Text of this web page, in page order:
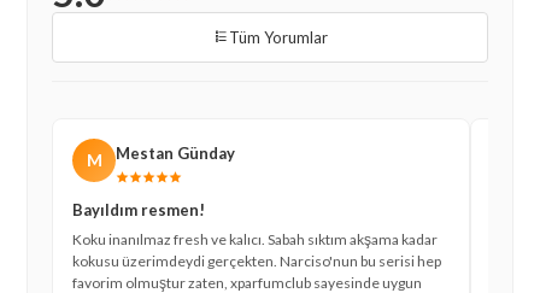
Tüm Yorumlar
M Mestan Günday
Bayıldım resmen!
Koku inanılmaz fresh ve kalıcı. Sabah sıktım akşama kadar
kokusu üzerimdeydi gerçekten. Narciso'nun bu serisi hep
favorim olmuştur zaten, xparfumclub sayesinde uygun